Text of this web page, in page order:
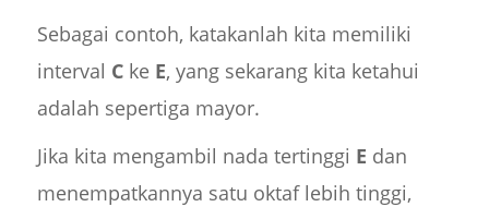
Sebagai contoh, katakanlah kita memiliki
interval Cke E, yang sekarang kita ketahui
adalah sepertiga mayor.
Jika kita mengambil nada tertinggi E dan
menempatkannya satu oktaf lebih tinggi,